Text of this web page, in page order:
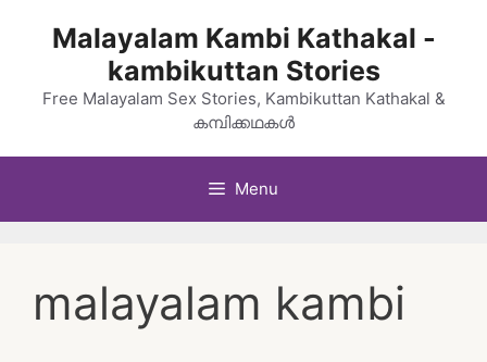
Malayalam Kambi Kathakal -
kambikuttan Stories
Free Malayalam Sex Stories, Kambikuttan Kathakal &
കമ്പിക്കഥകൾ
Menu
malayalam kambi